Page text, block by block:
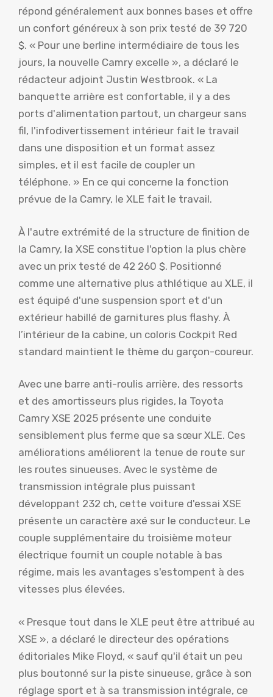
répond généralement aux bonnes bases et offre
un confort généreux à son prix testé de 39 720
$. « Pour une berline intermédiaire de tous les
jours, la nouvelle Camry excelle », a déclaré le
rédacteur adjoint Justin Westbrook. « La
banquette arrière est confortable, il y a des
ports d'alimentation partout, un chargeur sans
fil, l'infodivertissement intérieur fait le travail
dans une disposition et un format assez
simples, et il est facile de coupler un
téléphone. » En ce qui concerne la fonction
prévue de la Camry, le XLE fait le travail.
À l'autre extrémité de la structure de finition de
la Camry, la XSE constitue l'option la plus chère
avec un prix testé de 42 260 $. Positionné
comme une alternative plus athlétique au XLE, il
est équipé d'une suspension sport et d'un
extérieur habillé de garnitures plus flashy. À
l’intérieur de la cabine, un coloris Cockpit Red
standard maintient le thème du garçon-coureur.
Avec une barre anti-roulis arrière, des ressorts
et des amortisseurs plus rigides, la Toyota
Camry XSE 2025 présente une conduite
sensiblement plus ferme que sa sœur XLE. Ces
améliorations améliorent la tenue de route sur
les routes sinueuses. Avec le système de
transmission intégrale plus puissant
développant 232 ch, cette voiture d'essai XSE
présente un caractère axé sur le conducteur. Le
couple supplémentaire du troisième moteur
électrique fournit un couple notable à bas
régime, mais les avantages s'estompent à des
vitesses plus élevées.
« Presque tout dans le XLE peut être attribué au
XSE », a déclaré le directeur des opérations
éditoriales Mike Floyd, « sauf qu'il était un peu
plus boutonné sur la piste sinueuse, grâce à son
réglage sport et à sa transmission intégrale, ce